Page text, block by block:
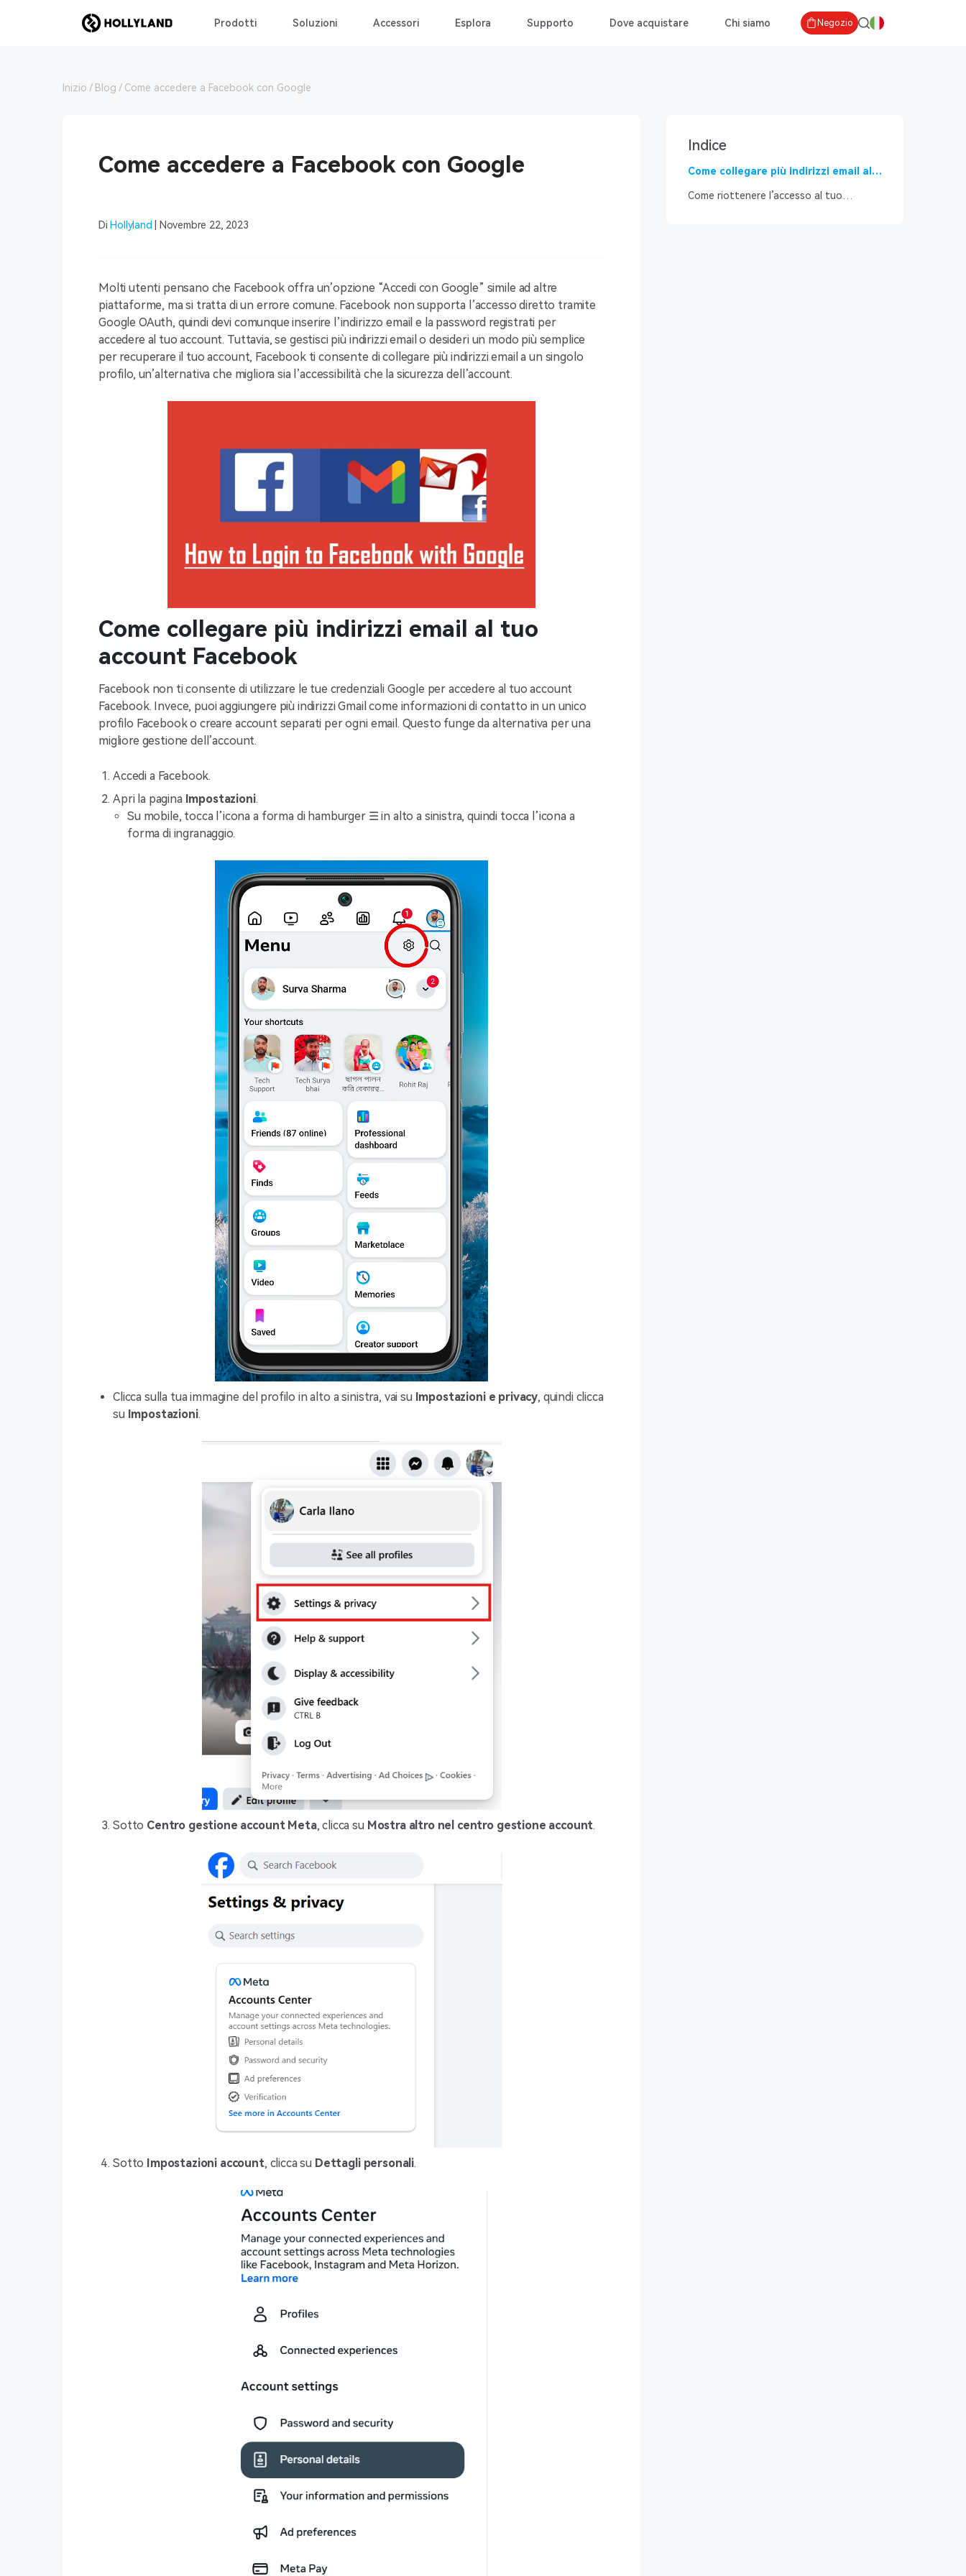
Prodotti Soluzioni Accessori Esplora Supporto Dove acquistare Chi siamo Negozio
Inizio Blog Come accedere a Facebook con Google
Come accedere a Facebook con Google
Di Hollyland | Novembre 22, 2023
Molti utenti pensano che Facebook offra un’opzione “Accedi con Google” simile ad altre
piattaforme, ma si tratta di un errore comune. Facebook non supporta l’accesso diretto tramite
Google OAuth, quindi devi comunque inserire l’indirizzo email e la password registrati per
accedere al tuo account. Tuttavia, se gestisci più indirizzi email o desideri un modo più semplice
per recuperare il tuo account, Facebook ti consente di collegare più indirizzi email a un singolo
profilo, un’alternativa che migliora sia l’accessibilità che la sicurezza dell’account.
Come collegare più indirizzi email al tuo
account Facebook
Facebook non ti consente di utilizzare le tue credenziali Google per accedere al tuo account
Facebook. Invece, puoi aggiungere più indirizzi Gmail come informazioni di contatto in un unico
profilo Facebook o creare account separati per ogni email. Questo funge da alternativa per una
migliore gestione dell’account.
Accedi a Facebook.
Apri la pagina Impostazioni.
Su mobile, tocca l’icona a forma di hamburger ☰ in alto a sinistra, quindi tocca l’icona a
forma di ingranaggio.
Clicca sulla tua immagine del profilo in alto a sinistra, vai su Impostazioni e privacy, quindi clicca
su Impostazioni.
Sotto Centro gestione account Meta, clicca su Mostra altro nel centro gestione account.
Sotto Impostazioni account, clicca su Dettagli personali.
Indice
Come collegare più indirizzi email al
Come riottenere l’accesso al tuo